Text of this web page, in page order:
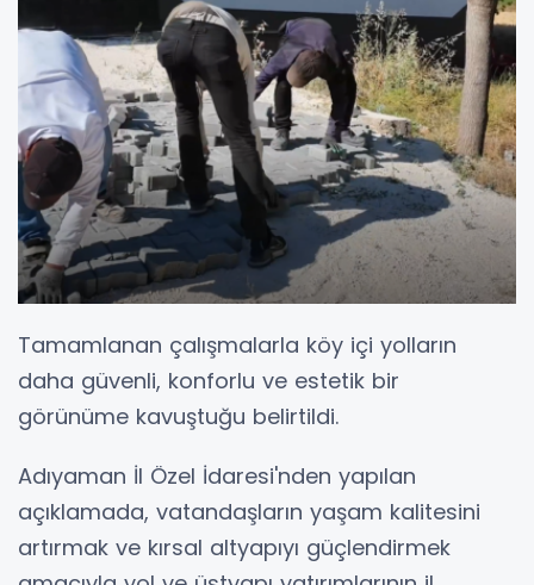
Tamamlanan çalışmalarla köy içi yolların
daha güvenli, konforlu ve estetik bir
görünüme kavuştuğu belirtildi.
Adıyaman İl Özel İdaresi'nden yapılan
açıklamada, vatandaşların yaşam kalitesini
artırmak ve kırsal altyapıyı güçlendirmek